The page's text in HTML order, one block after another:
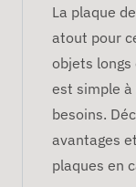
La plaque de
atout pour
objets longs
est simple à
besoins.
avantages
plaques en